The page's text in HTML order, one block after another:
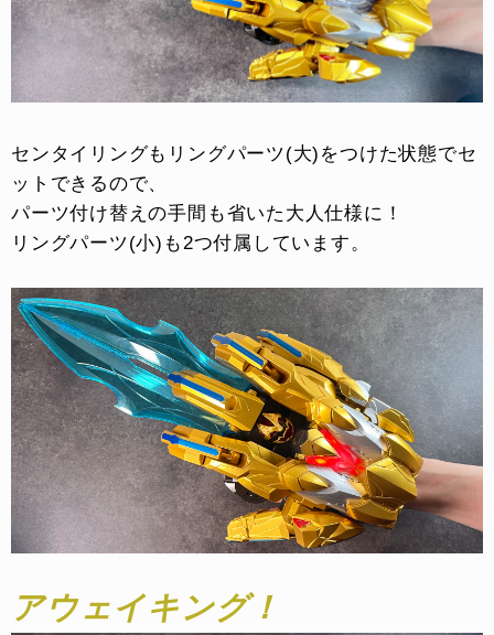
センタイリングもリングパーツ(大)をつけた状態でセ
ットできるので、
パーツ付け替えの手間も省いた大人仕様に！
リングパーツ(小)も2つ付属しています。
アウェイキング！